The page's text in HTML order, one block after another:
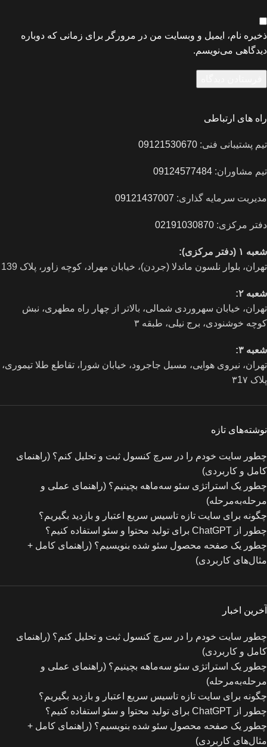
ذخیره نام، ایمیل و وبسایت من در مرورگر برای زمانی که دوباره
دیدگاهی می‌نویسم.
راه های ارتباطی
تیم پشتیبانی فنی: 09121530670
تیم مشاوران: 09124577484
مدیریت سرمایه گذاری: 09121437007
دفتر مرکزی: 02191030870
شعبه ۱ (دفتر مرکزی):
تهران، بلوار نلسون ماندلا (جردن)، خیابان مهراد، کوچه زاور، پلاک 139
شعبه ۲:
تهران، خيابان سهروردی شمالی، بالاتر از چهار راه مطهری، نبش
کوچه خوشنودی، برج نیلی، طبقه ۳
شعبه ۳:
تهران، نیروی هوایی، مسیل جاجرود، خیابان شورا، تقاطع طلا تیموری،
پلاک ۳1۷
نوشته‌های تازه
چطور سایت خودم را در سرچ کنسول ثبت و تحلیل کنم؟ (راهنمای
کامل و کاربردی)
چطور یک استراتژی سئو سه‌ماهه بچینیم؟ (راهنمای عملی و
مرحله‌به‌مرحله)
چگونه برای سایت تازه‌ تاسیس سریع اعتبار و بازدید بگیریم؟
چطور از ChatGPT برای تولید محتوا و سئو استفاده کنیم؟
چطور یک صفحه محصول سئو شده بنویسیم؟ (راهنمای کامل +
مثال‌های کاربردی)
آخرین اخبار
چطور سایت خودم را در سرچ کنسول ثبت و تحلیل کنم؟ (راهنمای
کامل و کاربردی)
چطور یک استراتژی سئو سه‌ماهه بچینیم؟ (راهنمای عملی و
مرحله‌به‌مرحله)
چگونه برای سایت تازه‌ تاسیس سریع اعتبار و بازدید بگیریم؟
چطور از ChatGPT برای تولید محتوا و سئو استفاده کنیم؟
چطور یک صفحه محصول سئو شده بنویسیم؟ (راهنمای کامل +
مثال‌های کاربردی)